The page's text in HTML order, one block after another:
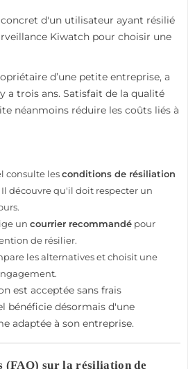
d'un utilisateur ayant résilié
Kiwatch pour choisir une
d’une petite entreprise, a
a trois ans. Satisfait de la qualité
néanmoins réduire les coûts liés à
consulte lesconditions de résiliation
Il découvre qu'il doit respecter un
un courrier recommandé pour
de résilier.
les alternatives et choisit une
est acceptée sans frais
bénéficie désormais d'une
adaptée à son entreprise.
(FAQ) sur la résiliation de